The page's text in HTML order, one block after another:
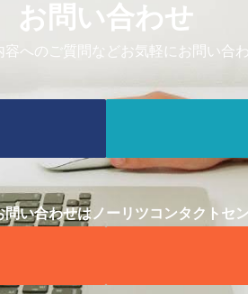
お問い合わせ
容へのご質問などお気軽にお問い合
問い合わせはノーリツコンタクトセ